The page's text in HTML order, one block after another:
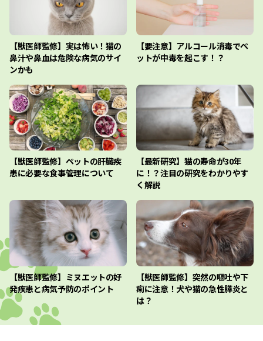
【獣医師監修】実は怖い！猫の
鼻汁や鼻血は危険な病気のサイ
ンかも
【要注意】アルコール消毒でペ
ットが中毒を起こす！？
【獣医師監修】ペットの肝臓疾
患に必要な食事管理について
【最新研究】猫の寿命が30年
に！？注目の研究をわかりやす
く解説
【獣医師監修】ミヌエットの好
発疾患と病気予防のポイント
【獣医師監修】突然の嘔吐や下
痢に注意！犬や猫の急性膵炎と
は？